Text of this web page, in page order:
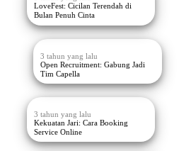
LoveFest: Cicilan Terendah di
Bulan Penuh Cinta
3 tahun yang lalu
Open Recruitment: Gabung Jadi
Tim Capella
3 tahun yang lalu
Kekuatan Jari: Cara Booking
Service Online